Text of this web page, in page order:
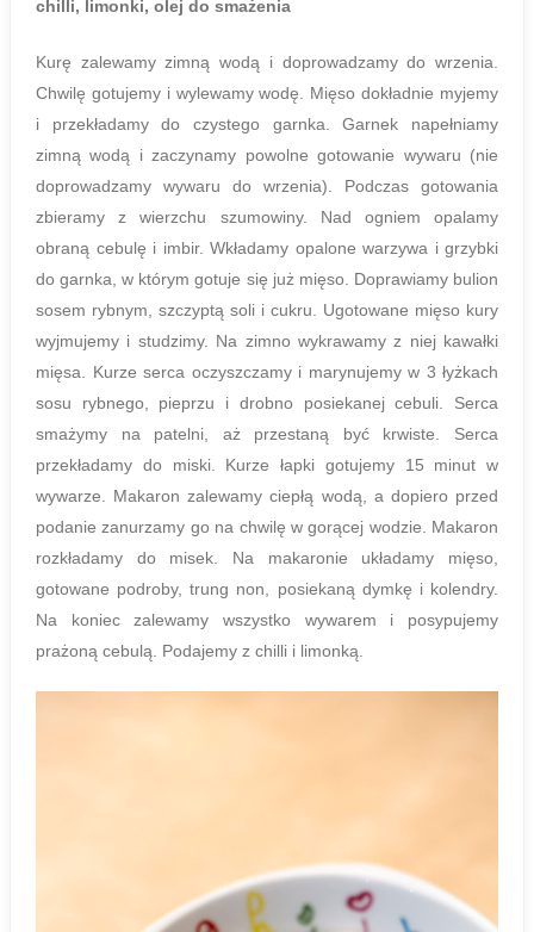
chilli, limonki, olej do smażenia
Kurę zalewamy zimną wodą i doprowadzamy do wrzenia.
Chwilę gotujemy i wylewamy wodę. Mięso dokładnie myjemy
i przekładamy do czystego garnka. Garnek napełniamy
zimną wodą i zaczynamy powolne gotowanie wywaru (nie
doprowadzamy wywaru do wrzenia). Podczas gotowania
zbieramy z wierzchu szumowiny. Nad ogniem opalamy
obraną cebulę i imbir. Wkładamy opalone warzywa i grzybki
do garnka, w którym gotuje się już mięso. Doprawiamy bulion
sosem rybnym, szczyptą soli i cukru. Ugotowane mięso kury
wyjmujemy i studzimy. Na zimno wykrawamy z niej kawałki
mięsa. Kurze serca oczyszczamy i marynujemy w 3 łyżkach
sosu rybnego, pieprzu i drobno posiekanej cebuli. Serca
smażymy na patelni, aż przestaną być krwiste. Serca
przekładamy do miski. Kurze łapki gotujemy 15 minut w
wywarze. Makaron zalewamy ciepłą wodą, a dopiero przed
podanie zanurzamy go na chwilę w gorącej wodzie. Makaron
rozkładamy do misek. Na makaronie układamy mięso,
gotowane podroby, trung non, posiekaną dymkę i kolendry.
Na koniec zalewamy wszystko wywarem i posypujemy
prażoną cebulą. Podajemy z chilli i limonką.